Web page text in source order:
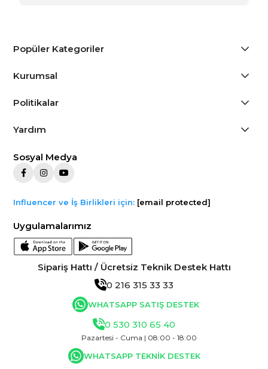
Popüler Kategoriler
Kurumsal
Politikalar
Yardım
Sosyal Medya
Influencer ve İş Birlikleri için: [email protected]
Uygulamalarımız
Sipariş Hattı / Ücretsiz Teknik Destek Hattı
0 216 315 33 33
WHATSAPP SATIŞ DESTEK
0 530 310 65 40
Pazartesi - Cuma | 08:00 - 18:00
WHATSAPP TEKNİK DESTEK